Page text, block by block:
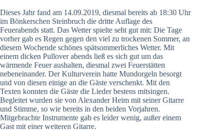
Dieses Jahr fand am 14.09.2019, diesmal bereits ab 18:30 Uhr
im Bönkerschen Steinbruch die dritte Auflage des
Feuerabends statt. Das Wetter spielte seht gut mit: Die Tage
vorher gab es Regen gegen den viel zu trockenen Sommer, an
diesem Wochende schönes spätsommerliches Wetter. Mit
einem dicken Pullover abends ließ es sich gut um das
wärmende Feuer aushalten, diesmal zwei Feuerstätten
nebeneinander. Der Kulturverein hatte Mundorgeln besorgt
und von diesen einige an die Gäste verschenkt. Mit den
Texten konnten die Gäste die Lieder bestens mitsingen.
Begleitet wurden sie von Alexander Heim mit seiner Gitarre
und Stimme, so wie bereits in den beiden Vorjahren.
Mitgebrachte Instrumente gab es leider wenig, außer einem
Gast mit einer weiteren Gitarre.